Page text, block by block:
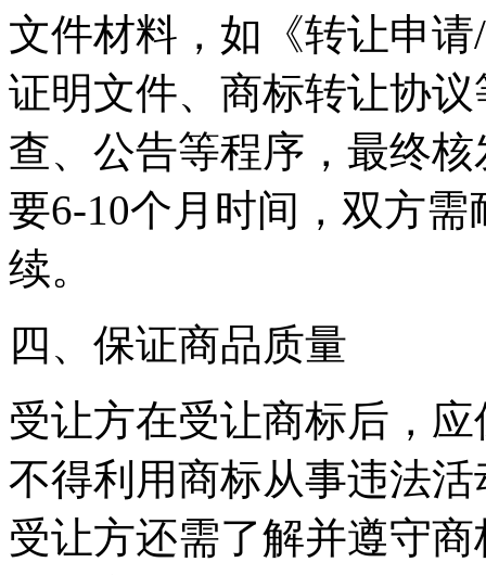
文件材料，如《转让申
证明文件、商标转让协
查、公告等程序，最终
要6-10个月时间，双方
续。
四、保证商品质量
受让方在受让商标后，
不得利用商标从事违法
受让方还需了解并遵守